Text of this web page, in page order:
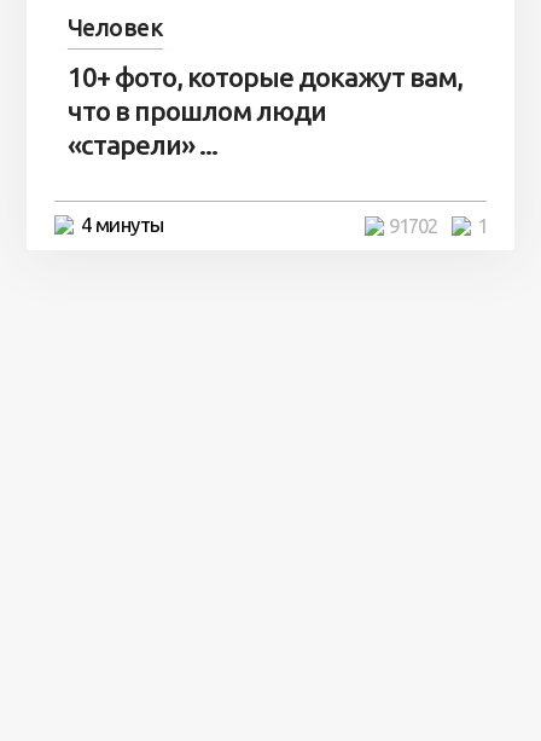
Человек
10+ фото, которые докажут вам,
что в прошлом люди
«старели» ...
4 минуты 1
91702